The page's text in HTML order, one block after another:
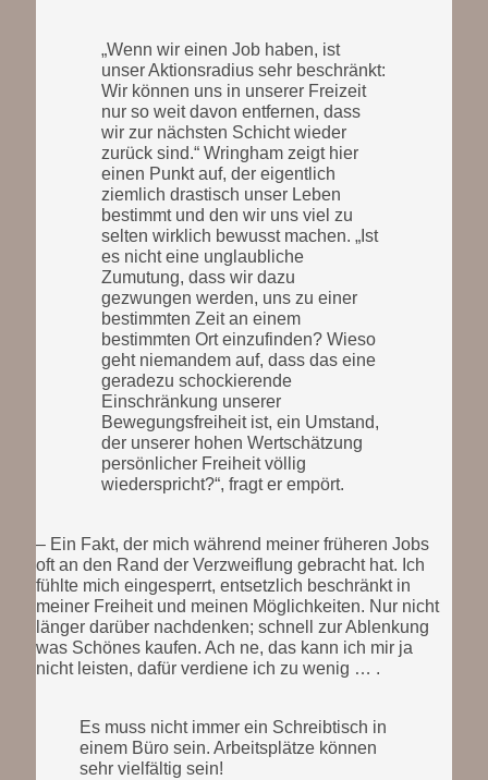
„Wenn wir einen Job haben, ist
unser Aktionsradius sehr beschränkt:
Wir können uns in unserer Freizeit
nur so weit davon entfernen, dass
wir zur nächsten Schicht wieder
zurück sind.“ Wringham zeigt hier
einen Punkt auf, der eigentlich
ziemlich drastisch unser Leben
bestimmt und den wir uns viel zu
selten wirklich bewusst machen. „Ist
es nicht eine unglaubliche
Zumutung, dass wir dazu
gezwungen werden, uns zu einer
bestimmten Zeit an einem
bestimmten Ort einzufinden? Wieso
geht niemandem auf, dass das eine
geradezu schockierende
Einschränkung unserer
Bewegungsfreiheit ist, ein Umstand,
der unserer hohen Wertschätzung
persönlicher Freiheit völlig
wiederspricht?“, fragt er empört.
– Ein Fakt, der mich während meiner früheren Jobs
oft an den Rand der Verzweiflung gebracht hat. Ich
fühlte mich eingesperrt, entsetzlich beschränkt in
meiner Freiheit und meinen Möglichkeiten. Nur nicht
länger darüber nachdenken; schnell zur Ablenkung
was Schönes kaufen. Ach ne, das kann ich mir ja
nicht leisten, dafür verdiene ich zu wenig … .
Es muss nicht immer ein Schreibtisch in
einem Büro sein. Arbeitsplätze können
sehr vielfältig sein!